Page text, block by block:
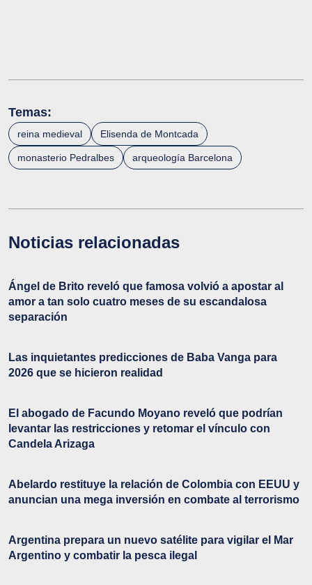
Temas:
reina medieval Elisenda de Montcada
monasterio Pedralbes arqueología Barcelona
Noticias relacionadas
Ángel de Brito reveló que famosa volvió a apostar al
amor a tan solo cuatro meses de su escandalosa
separación
Las inquietantes predicciones de Baba Vanga para
2026 que se hicieron realidad
El abogado de Facundo Moyano reveló que podrían
levantar las restricciones y retomar el vínculo con
Candela Arizaga
Abelardo restituye la relación de Colombia con EEUU y
anuncian una mega inversión en combate al terrorismo
Argentina prepara un nuevo satélite para vigilar el Mar
Argentino y combatir la pesca ilegal